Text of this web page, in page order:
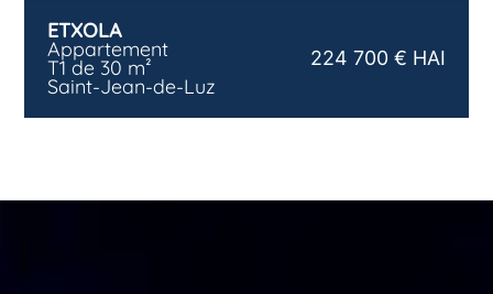
ETXOLA
Appartement
T1 de 30 m²
Saint-Jean-de-Luz
224 700 € HAI